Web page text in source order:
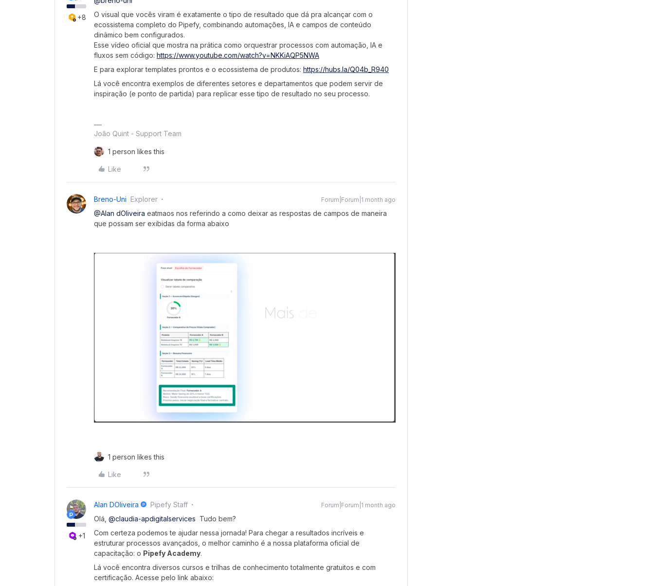
+8
O visual que vocês viram é exatamente o tipo de resultado que dá pra alcançar com o
ecossistema completo do Pipefy, combinando automações, IA e campos de conteúdo
dinâmico bem configurados.
Esse vídeo oficial que mostra na prática como orquestrar processos com automação, IA e
fluxos sem código: https://www.youtube.com/watch?v=NKKiAQP5NWA
E para explorar templates prontos e o ecossistema de produtos: https://hubs.la/Q04b_R940
Lá você encontra exemplos de diferentes setores e departamentos que podem servir de
inspiração (e ponto de partida) para replicar esse tipo de resultado no seu processo.
João Quint - Support Team
1 person likes this
Like
Breno-Uni Explorer Forum|Forum|1 month ago
@Alan dOliveira eatmaos nos referindo a como deixar as respostas de campos de maneira
que possam ser exibidas da forma abaixo
1 person likes this
Like
+1
Alan DOliveira Pipefy Staff Forum|Forum|1 month ago
Olá, ​ @claudia-apdigitalservices Tudo bem?
Com certeza podemos te ajudar nessa jornada! Para chegar a resultados incríveis e
estruturar processos avançados, o melhor caminho é a nossa plataforma oficial de
capacitação: o Pipefy Academy.
Lá você encontra diversos cursos e trilhas de conhecimento totalmente gratuitos e com
certificação. Acesse pelo link abaixo: